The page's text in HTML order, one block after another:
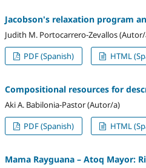
Jacobson's relaxation program
Judith M. Portocarrero-Zevallos
PDF (Spanish)
HTML
Compositional resources for
Aki A. Babilonia-Pastor (Autor/a)
PDF (Spanish)
HTML
Mama Rayguana – Atoq Mayor: